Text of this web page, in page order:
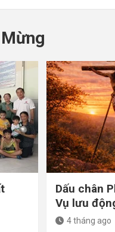
Dấu chân
Vụ lưu
4 tháng ago